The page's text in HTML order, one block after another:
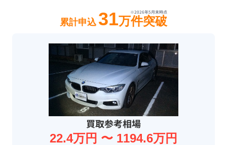
※2026年5月末時点
累計申込 31万件突破
買取参考相場
22.4万円 〜 1194.6万円